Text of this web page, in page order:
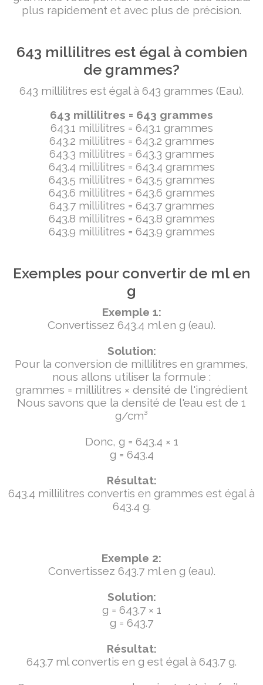
plus rapidement et avec plus de précision.
643 millilitres est égal à combien
de grammes?
643 millilitres est égal à 643 grammes (Eau).
643 millilitres = 643 grammes
643.1 millilitres = 643.1 grammes
643.2 millilitres = 643.2 grammes
643.3 millilitres = 643.3 grammes
643.4 millilitres = 643.4 grammes
643.5 millilitres = 643.5 grammes
643.6 millilitres = 643.6 grammes
643.7 millilitres = 643.7 grammes
643.8 millilitres = 643.8 grammes
643.9 millilitres = 643.9 grammes
Exemples pour convertir de ml en
g
Exemple 1:
Convertissez 643.4 ml en g (eau).
Solution:
Pour la conversion de millilitres en grammes,
nous allons utiliser la formule :
grammes = millilitres × densité de l'ingrédient
Nous savons que la densité de l'eau est de 1
g/cm³
Donc, g = 643.4 × 1
g = 643.4
Résultat:
643.4 millilitres convertis en grammes est égal à
643.4 g.
Exemple 2:
Convertissez 643.7 ml en g (eau).
Solution:
g = 643.7 × 1
g = 643.7
Résultat:
643.7 ml convertis en g est égal à 643.7 g.